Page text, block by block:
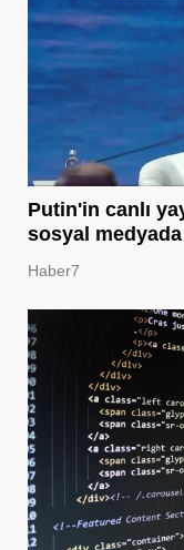
Putin'in canlı
sosyal
Haber7